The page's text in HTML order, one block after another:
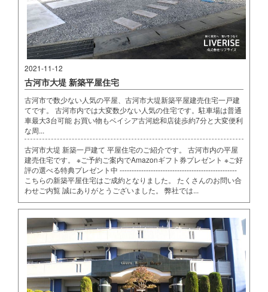
2021-11-12
古河市大堤 新築平屋住宅
古河市で数少ない人気の平屋、古河市大堤新築平屋建売住宅一戸建
てです。 古河市内では大変数少ない人気の住宅です。駐車場は普通
車最大3台可能 お買い物もベイシア古河総和店徒歩約7分と大変便利
な周...
古河市大堤 新築一戸建て 平屋住宅のご紹介です。 古河市内の平屋
建売住宅です。 ※ご予約ご案内でAmazonギフト券プレゼント ※ご好
評の選べる特典プレゼント中 -------------------------------------------------
こちらの新築平屋住宅はご成約となりました。 たくさんのお問い合
わせご内覧 誠にありがとうございました。 弊社では...